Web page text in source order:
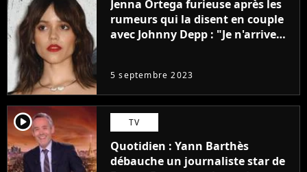
Jenna Ortega furieuse après les
rumeurs qui la disent en couple
avec Johnny Depp : "Je n'arrive
5 septembre 2023
player2 TV
Quotidien : Yann Barthès
débauche un journaliste star de